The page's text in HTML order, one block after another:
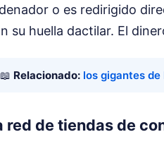
o es redirigido
su huella dactilar. El
📖 Relacionado: los gigantes de
red de tiendas de